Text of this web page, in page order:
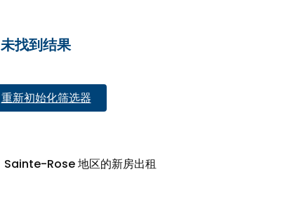
未找到结果
重新初始化筛选器
Sainte-Rose 地区的新房出租